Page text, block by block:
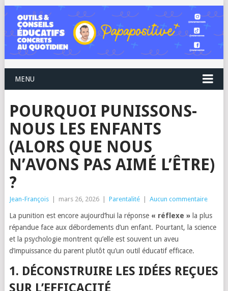
MENU
POURQUOI PUNISSONS-
NOUS LES ENFANTS
(ALORS QUE NOUS
N’AVONS PAS AIMÉ L’ÊTRE)
?
Jean-François mars 26, 2026 Parentalité Aucun commentaire
La punition est encore aujourd’hui la réponse « réflexe »la plus
répandue face aux débordements d’un enfant. Pourtant, la science
et la psychologie montrent qu’elle est souvent un aveu
d’impuissance du parent plutôt qu’un outil éducatif efficace.
1. DÉCONSTRUIRE LES IDÉES REÇUES
SUR L’EFFICACITÉ